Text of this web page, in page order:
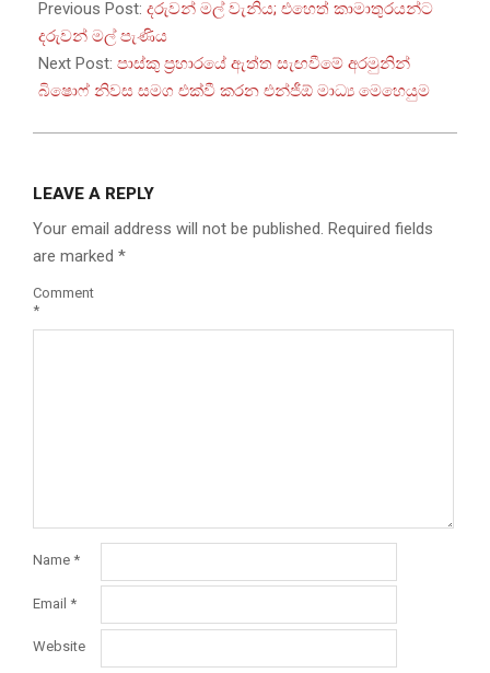
07-
06
Previous Post: දරුවන් මල් වැනිය; එහෙත් කාමාතුරයන්ට
දරුවන් මල් පැණිය
Next Post: පාස්කු ප්‍රහාරයේ ඇත්ත සැඟවීමේ අරමුනින්
බිෂොෆ් නිවස සමග එක්වී කරන එන්ජීඕ මාධ්‍ය මෙහෙයුම
LEAVE A REPLY
Your email address will not be published. Required fields
are marked *
Comment
*
Name *
Email *
Website